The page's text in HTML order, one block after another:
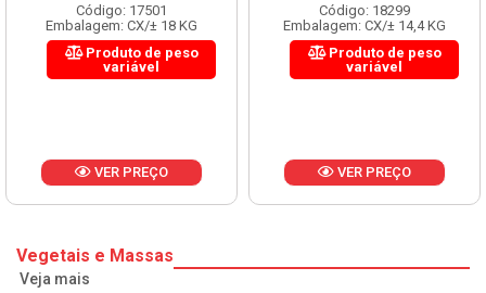
Código: 17501
Embalagem: CX/± 18 KG
Produto de peso
variável
VER PREÇO
Código: 18299
Embalagem: CX/± 14,4 KG
Produto de peso
variável
VER PREÇO
Vegetais e Massas
Veja mais